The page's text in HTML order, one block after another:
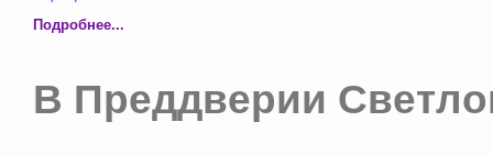
Подробнее...
В Преддверии